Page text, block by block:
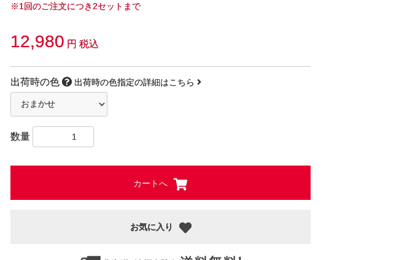
※1回のご注文につき2セットまで
12,980 円 税込
出荷時の色 出荷時の色指定の詳細はこちら
数量
カートへ
お気に入り